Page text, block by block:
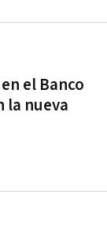
el Banco
la nueva